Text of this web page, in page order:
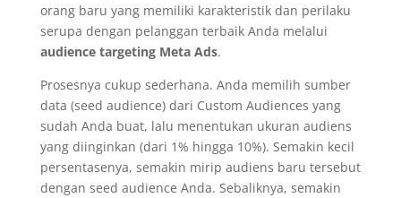
orang baru yang memiliki karakteristik dan perilaku
serupa dengan pelanggan terbaik Anda melalui
audience targeting Meta Ads.
Prosesnya cukup sederhana. Anda memilih sumber
data (seed audience) dari Custom Audiences yang
sudah Anda buat, lalu menentukan ukuran audiens
yang diinginkan (dari 1% hingga 10%). Semakin kecil
persentasenya, semakin mirip audiens baru tersebut
dengan seed audience Anda. Sebaliknya, semakin